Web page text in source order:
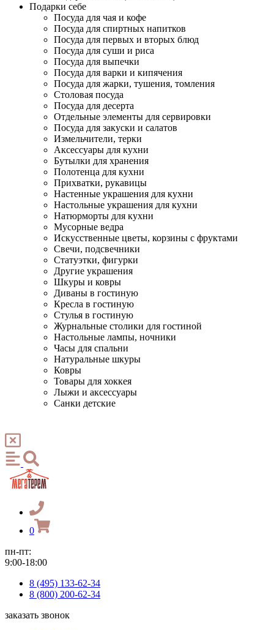
Подарки себе
Посуда для чая и кофе
Посуда для спиртных напитков
Посуда для первых и вторых блюд
Посуда для суши и риса
Посуда для выпечки
Посуда для варки и кипячения
Посуда для жарки, тушения, томления
Столовая посуда
Посуда для десерта
Отдельные элементы для сервировки
Посуда для закуски и салатов
Измельчители, терки
Аксессуары для кухни
Бутылки для хранения
Полотенца для кухни
Прихватки, рукавицы
Настенные украшения для кухни
Настольные украшения для кухни
Натюрморты для кухни
Мусорные ведра
Искусственные цветы, корзины с фруктами
Свечи, подсвечники
Статуэтки, фигурки
Другие украшения
Шкуры и ковры
Диваны в гостиную
Кресла в гостиную
Стулья в гостиную
Журнальные столики для гостиной
Настольные лампы, ночники
Часы для спальни
Натуральные шкуры
Ковры
Товары для хоккея
Лыжи и аксессуары
Санки детские
0
пн-пт:
9:00-18:00
8 (495) 133-62-34
8 (800) 200-62-34
заказать звонок